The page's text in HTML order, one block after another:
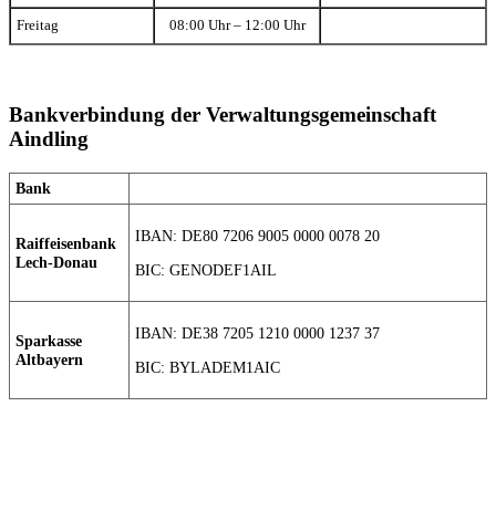
Freitag 08:00 Uhr – 12:00 Uhr
Bankverbindung der Verwaltungsgemeinschaft
Aindling
Bank
Raiffeisenbank
Lech-Donau
IBAN: DE80 7206 9005 0000 0078 20
BIC: GENODEF1AIL
Sparkasse
Altbayern
IBAN: DE38 7205 1210 0000 1237 37
BIC: BYLADEM1AIC